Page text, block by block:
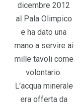
dicembre 2012
al Pala Olimpico
e ha dato una
mano a servire ai
mille tavoli come
volontario.
L’acqua minerale
era offerta da